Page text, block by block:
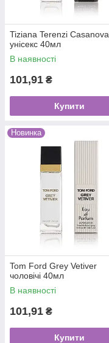
Tiziana Terenzi Casanova
унісекс 40мл
В наявності
101,91 ₴
Купити
Новинка
Tom Ford Grey Vetiver
чоловічі 40мл
В наявності
101,91 ₴
Купити